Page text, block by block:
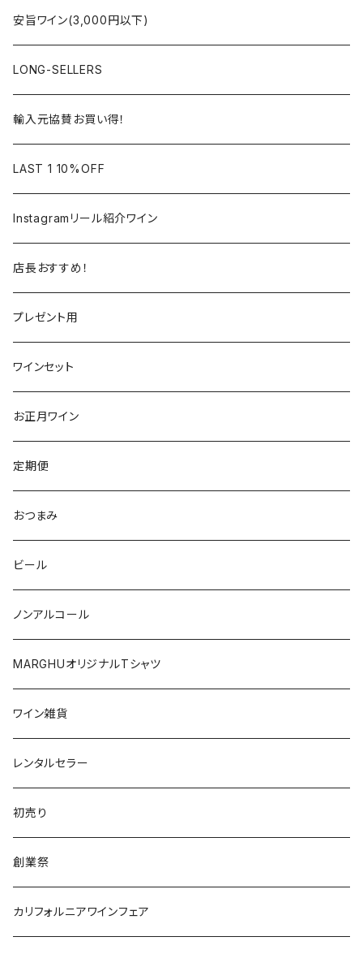
ラングドック・ルーション
アルザス
ロワール
フランス
ラングドック
イタリア
トスカーナ
ヴェネト
スペイン
リオハ
トロ
アメリカ
カリフォルニア
オレゴン
ニュージーランド
オーストラリア
チリ
ドイツ
アルゼンチン
日本
オーストリア
南アフリカ
ポルトガル
ロワール
ローヌ
ラングドック
フランス
イタリア
トスカーナ
ピエモンテ
シチリア
スペイン
カリニェナ
ドイツ
ニュージーランド
アメリカ
カリフォルニア
オレゴン
南アフリカ
オーストリア
チリ
オーストラリア
日本
ポルトガル
フランス
日本
イタリア
南アフリカ
ニュージーランド
イギリス
ドイツ
アメリカ
オーストラリア
アルザス
ドイツ
オーストラリア
カリフォルニア
日本
安旨ワイン(3,000円以下)
LONG-SELLERS
輸入元協賛お買い得！
LAST 1 10%OFF
Instagramリール紹介ワイン
店長おすすめ！
プレゼント用
ワインセット
お正月ワイン
定期便
おつまみ
ビール
ノンアルコール
MARGHUオリジナルTシャツ
ワイン雑貨
レンタルセラー
初売り
創業祭
カリフォルニアワインフェア